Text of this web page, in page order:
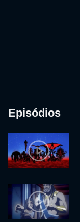
Episódios